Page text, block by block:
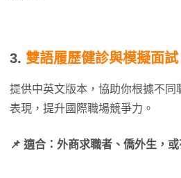
3. 雙語履歷健診與模擬面
提供中英文版本，協助你根據不同
表現，提升國際職場競爭力。
📌 適合：外商求職者、僑外生，